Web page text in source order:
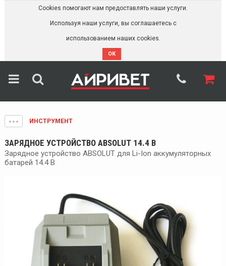
Cookies помогают нам предоставлять наши услуги.
Используя наши услуги, вы соглашаетесь с
использованием наших cookies.
OK
ИНСТРУМЕНТ
ЗАРЯДНОЕ УСТРОЙСТВО ABSOLUT 14.4 В
Зарядное устройство ABSOLUT для Li-Ion аккумуляторных
батарей 14.4 В